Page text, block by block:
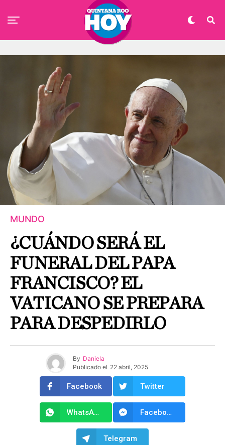
MUNDO
¿CUÁNDO SERÁ EL
FUNERAL DEL PAPA
FRANCISCO? EL
VATICANO SE PREPARA
PARA DESPEDIRLO
By Daniela
Publicado el 22 abril, 2025
Facebook Twitter
WhatsApp Facebook Messenger
Telegram